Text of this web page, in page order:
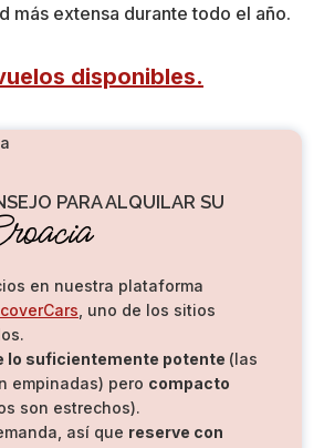
más extensa durante todo el año.
disponibles.
PARA ALQUILAR SU
en nuestra plataforma
, uno de los sitios
lo suficientemente potente (las
empinadas) pero compacto
son estrechos).
así que reserve con